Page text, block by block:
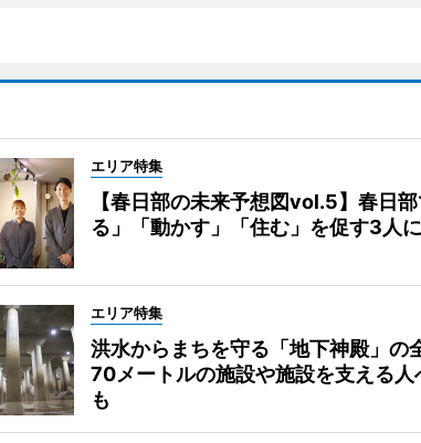
エリア特集
【春日部の未来予想図vol.5】春日
る」「動かす」「住む」を促す3人
エリア特集
洪水からまちを守る「地下神殿」
70メートルの施設や施設を支える人
も